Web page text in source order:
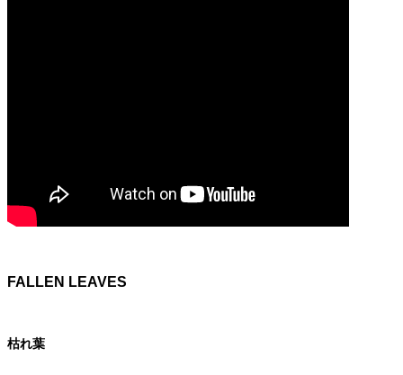
FALLEN LEAVES
枯れ葉